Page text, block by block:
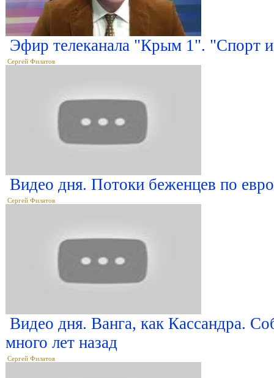
Эфир телеканала "Крым 1". "Спорт и
Сергей Филатов
Видео дня. Потоки беженцев по
Сергей Филатов
Видео дня. Ванга, как Кассандра.
много лет назад
Сергей Филатов